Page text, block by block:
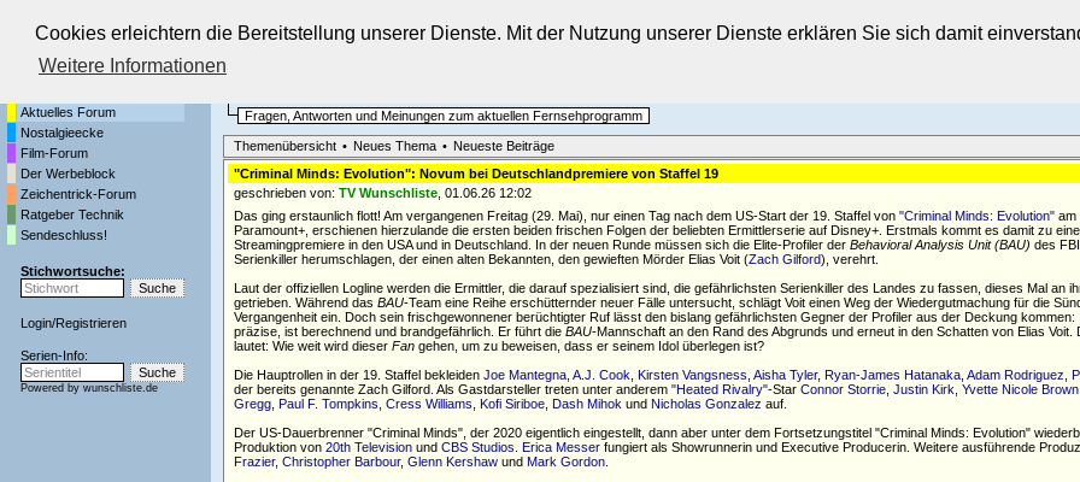
Cookies erleichtern die Bereitstellung unserer Dienste. Mit der Nutzung unserer Dienste erklären Sie sich damit
Weitere Informationen
Die Fernseh-Diskussionsforen von
Aktuelles Forum
Nostalgieecke
Film-Forum
Der Werbeblock
Zeichentrick-Forum
Ratgeber Technik
Sendeschluss!
Stichwortsuche:
Login/Registrieren
Serien-Info:
Powered by wunschliste.de
Fragen, Antworten und Meinungen zum aktuellen Fernsehprogramm
Themenübersicht • Neues Thema • Neueste Beiträge
"Criminal Minds: Evolution": Novum bei Deutschlandpremiere von Staffel 19
geschrieben von: TV Wunschliste, 01.06.26 12:02
Das ging erstaunlich flott! Am vergangenen Freitag (29. Mai), nur einen Tag nach dem US-Start der 19. Staffel von "Criminal Minds: Evolution" am
Paramount+, erschienen hierzulande die ersten beiden frischen Folgen der beliebten Ermittlerserie auf Disney+. Erstmals kommt es damit zu
Streamingpremiere in den USA und in Deutschland. In der neuen Runde müssen sich die Elite-Profiler der Behavioral Analysis Unit (BAU) des
Serienkiller herumschlagen, der einen alten Bekannten, den gewieften Mörder Elias Voit (Zach Gilford), verehrt.
Laut der offiziellen Logline werden die Ermittler, die darauf spezialisiert sind, die gefährlichsten Serienkiller des Landes zu fassen, dieses Mal an
getrieben. Während das BAU-Team eine Reihe erschütternder neuer Fälle untersucht, schlägt Voit einen Weg der Wiedergutmachung für die
Vergangenheit ein. Doch sein frischgewonnener berüchtigter Ruf lässt den bislang gefährlichsten Gegner der Profiler aus der Deckung kommen:
präzise, ist berechnend und brandgefährlich. Er führt die BAU-Mannschaft an den Rand des Abgrunds und erneut in den Schatten von Elias Voit.
lautet: Wie weit wird dieser Fan gehen, um zu beweisen, dass er seinem Idol überlegen ist?
Die Hauptrollen in der 19. Staffel bekleiden Joe Mantegna, A.J. Cook, Kirsten Vangsness, Aisha Tyler, Ryan-James Hatanaka, Adam Rodriguez,
der bereits genannte Zach Gilford. Als Gastdarsteller treten unter anderem "Heated Rivalry"-Star Connor Storrie, Justin Kirk, Yvette Nicole Brown
Gregg, Paul F. Tompkins, Cress Williams, Kofi Siriboe, Dash Mihok und Nicholas Gonzalez auf.
Der US-Dauerbrenner "Criminal Minds", der 2020 eigentlich eingestellt, dann aber unter dem Fortsetzungstitel "Criminal Minds: Evolution"
Produktion von 20th Television und CBS Studios. Erica Messer fungiert als Showrunnerin und Executive Producerin. Weitere ausführende
Frazier, Christopher Barbour, Glenn Kershaw und Mark Gordon.